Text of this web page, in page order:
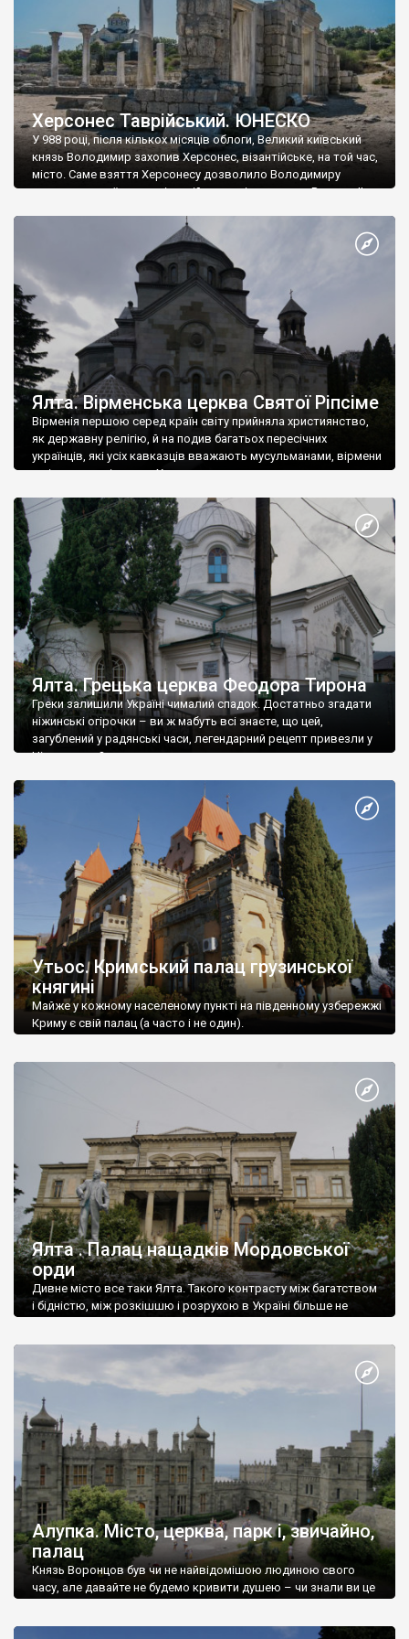
Херсонес Таврійський. ЮНЕСКО
У 988 році, після кількох місяців облоги, Великий київський
князь Володимир захопив Херсонес, візантійське, на той час,
місто. Саме взяття Херсонесу дозволило Володимиру
диктувати свої умови візантійському імператору Василю ІІ, та
Херсонесі Володимир-язичник, став Василем-християнином.
А потім було Хрещення Русі. На честь Херсонесу Таврійського
Ялта. Вірменська церква Святої Ріпсіме
Вірменія першою серед країн світу прийняла християнство,
як державну релігію, й на подив багатьох пересічних
українців, які усіх кавказців вважають мусульманами, вірмени
є відданими вірянами Христа
Ялта. Грецька церква Феодора Тирона
Греки залишили Україні чималий спадок. Достатньо згадати
ніжинські огірочки – ви ж мабуть всі знаєте, що цей,
загублений у радянські часи, легендарний рецепт привезли у
Ніжин греки?
Утьос. Кримський палац грузинської
княгині
Майже у кожному населеному пункті на південному узбережжі
Криму є свій палац (а часто і не один).
Ялта . Палац нащадків Мордовської
орди
Дивне місто все таки Ялта. Такого контрасту між багатством
і бідністю, між розкішшю і розрухою в Україні більше не
Алупка. Місто, церква, парк і, звичайно,
палац
Князь Воронцов був чи не найвідомішою людиною свого
часу, але давайте не будемо кривити душею – чи знали ви це